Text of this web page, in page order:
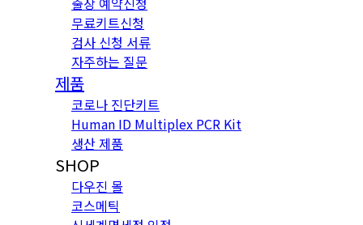
무료키트신청
검사 신청 서류
자주하는 질문
제품
코로나 진단키트
Human ID Multiplex PCR Kit
생산 제품
SHOP
다우진 몰
코스메틱